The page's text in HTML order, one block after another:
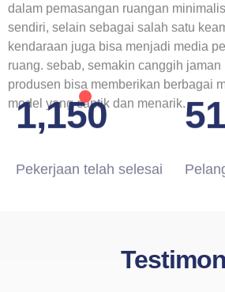
dalam pemasangan ruangan
sendiri, selain sebagai salah satu
kendaraan juga bisa menjadi media
ruang. sebab, semakin canggih jaman
produsen bisa memberikan berbagai
model yang cantik dan menarik.
1,416
Pekerjaan telah selesai